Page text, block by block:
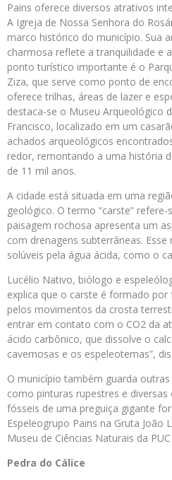
Pains oferece diversos atrativos
A Igreja de Nossa Senhora do
marco histórico do município. Sua
charmosa reflete a tranquilidade e
ponto turístico importante é o
Ziza, que serve como ponto de
oferece trilhas, áreas de lazer e
destaca-se o Museu Arqueológico
Francisco, localizado em um
achados arqueológicos
redor, remontando a uma história
de 11 mil anos.
A cidade está situada em uma
geológico. O termo “carste”
paisagem rochosa apresenta um
com drenagens subterrâneas.
solúveis pela água ácida, como o
Lucélio Nativo, biólogo e
explica que o carste é formado por
pelos movimentos da crosta
entrar em contato com o CO2 da
ácido carbônico, que dissolve o
cavernosas e os espeleotemas”,
O município também guarda
como pinturas rupestres e diversas
fósseis de uma preguiça gigante
Espeleogrupo Pains na Gruta João
Museu de Ciências Naturais da
Pedra do Cálice